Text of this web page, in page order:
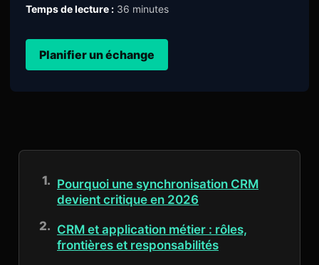
Temps de lecture : 36 minutes
Planifier un échange
Pourquoi une synchronisation CRM
devient critique en 2026
CRM et application métier : rôles,
frontières et responsabilités